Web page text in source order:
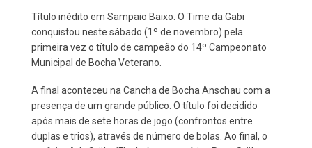
Título inédito em Sampaio Baixo. O Time da Gabi
conquistou neste sábado (1º de novembro) pela
primeira vez o título de campeão do 14º Campeonato
Municipal de Bocha Veterano.
A final aconteceu na Cancha de Bocha Anschau com a
presença de um grande público. O título foi decidido
após mais de sete horas de jogo (confrontos entre
duplas e trios), através de número de bolas. Ao final, o